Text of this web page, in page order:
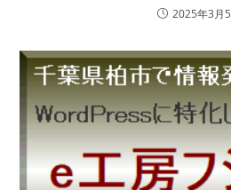
2025年3月